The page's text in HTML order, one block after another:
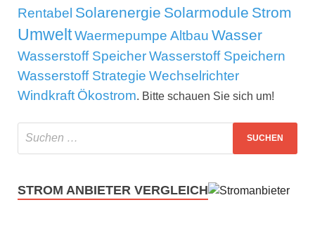
Rentabel Solarenergie Solarmodule Strom
UmweltWaermepumpe Altbau Wasser
Wasserstoff SpeicherWasserstoff Speichern
Wasserstoff Strategie Wechselrichter
Windkraft Ökostrom. Bitte schauen Sie sich um!
STROM ANBIETER VERGLEICH